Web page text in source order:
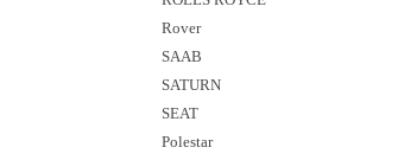
Rover
SAAB
SATURN
SEAT
Polestar